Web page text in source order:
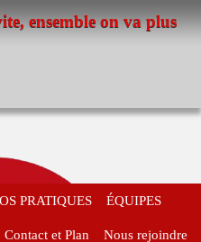
ensemble on va plus
PRATIQUES ÉQUIPES
Contact et Plan Nous rejoindre